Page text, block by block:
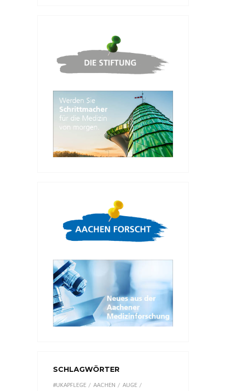
SCHLAGWÖRTER
#UKAPFLEGE AACHEN
AUGE